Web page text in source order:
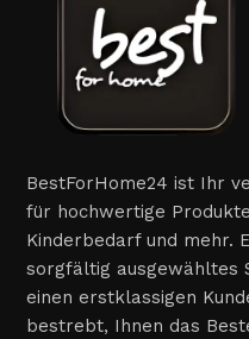
BestForHome24 ist Ihr
für hochwertige
Kinderbedarf und mehr.
sorgfältig ausgewähltes
einen erstklassigen
bestrebt, Ihnen das